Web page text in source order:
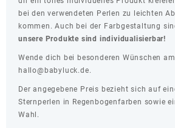
bei den verwendeten Perlen zu leichten
kommen. Auch bei der Farbgestaltung
unsere Produkte sind individualisierbar!
Wende dich bei besonderen Wünschen
hallo@babyluck.de.
Der angegebene Preis bezieht sich auf
Sternperlen in Regenbogenfarben sowie
Wahl.